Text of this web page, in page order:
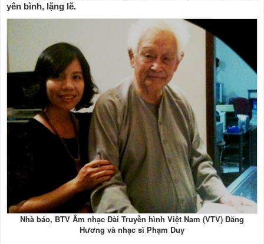
yên bình, lặng lẽ.
Nhà báo, BTV Âm nhạc Đài Truyền hình Việt Nam (VTV) Đăng
Hương và nhạc sĩ Phạm Duy